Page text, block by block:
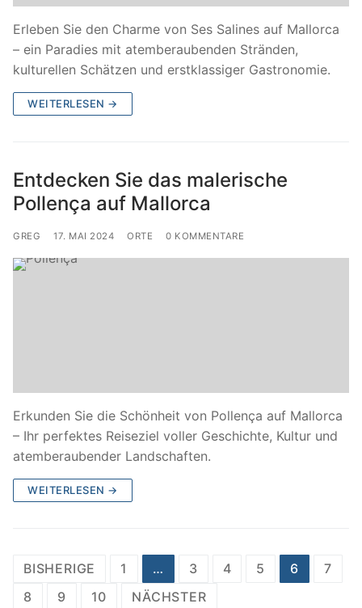
Erleben Sie den Charme von Ses Salines auf Mallorca
– ein Paradies mit atemberaubenden Stränden,
kulturellen Schätzen und erstklassiger Gastronomie.
WEITERLESEN →
Entdecken Sie das malerische
Pollença auf Mallorca
GREG 17. MAI 2024 ORTE 0 KOMMENTARE
Erkunden Sie die Schönheit von Pollença auf Mallorca
– Ihr perfektes Reiseziel voller Geschichte, Kultur und
atemberaubender Landschaften.
WEITERLESEN →
Seitennummerierung
der
BISHERIGE 1 … 3 4 5 6
7
8
9 10 NÄCHSTER